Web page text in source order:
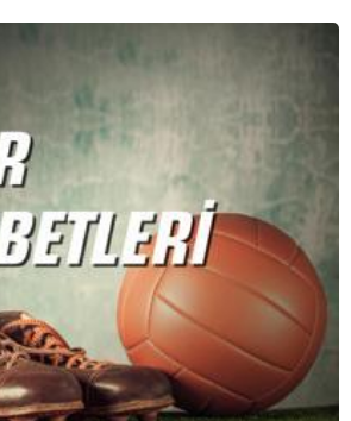
uzman isimleriyle